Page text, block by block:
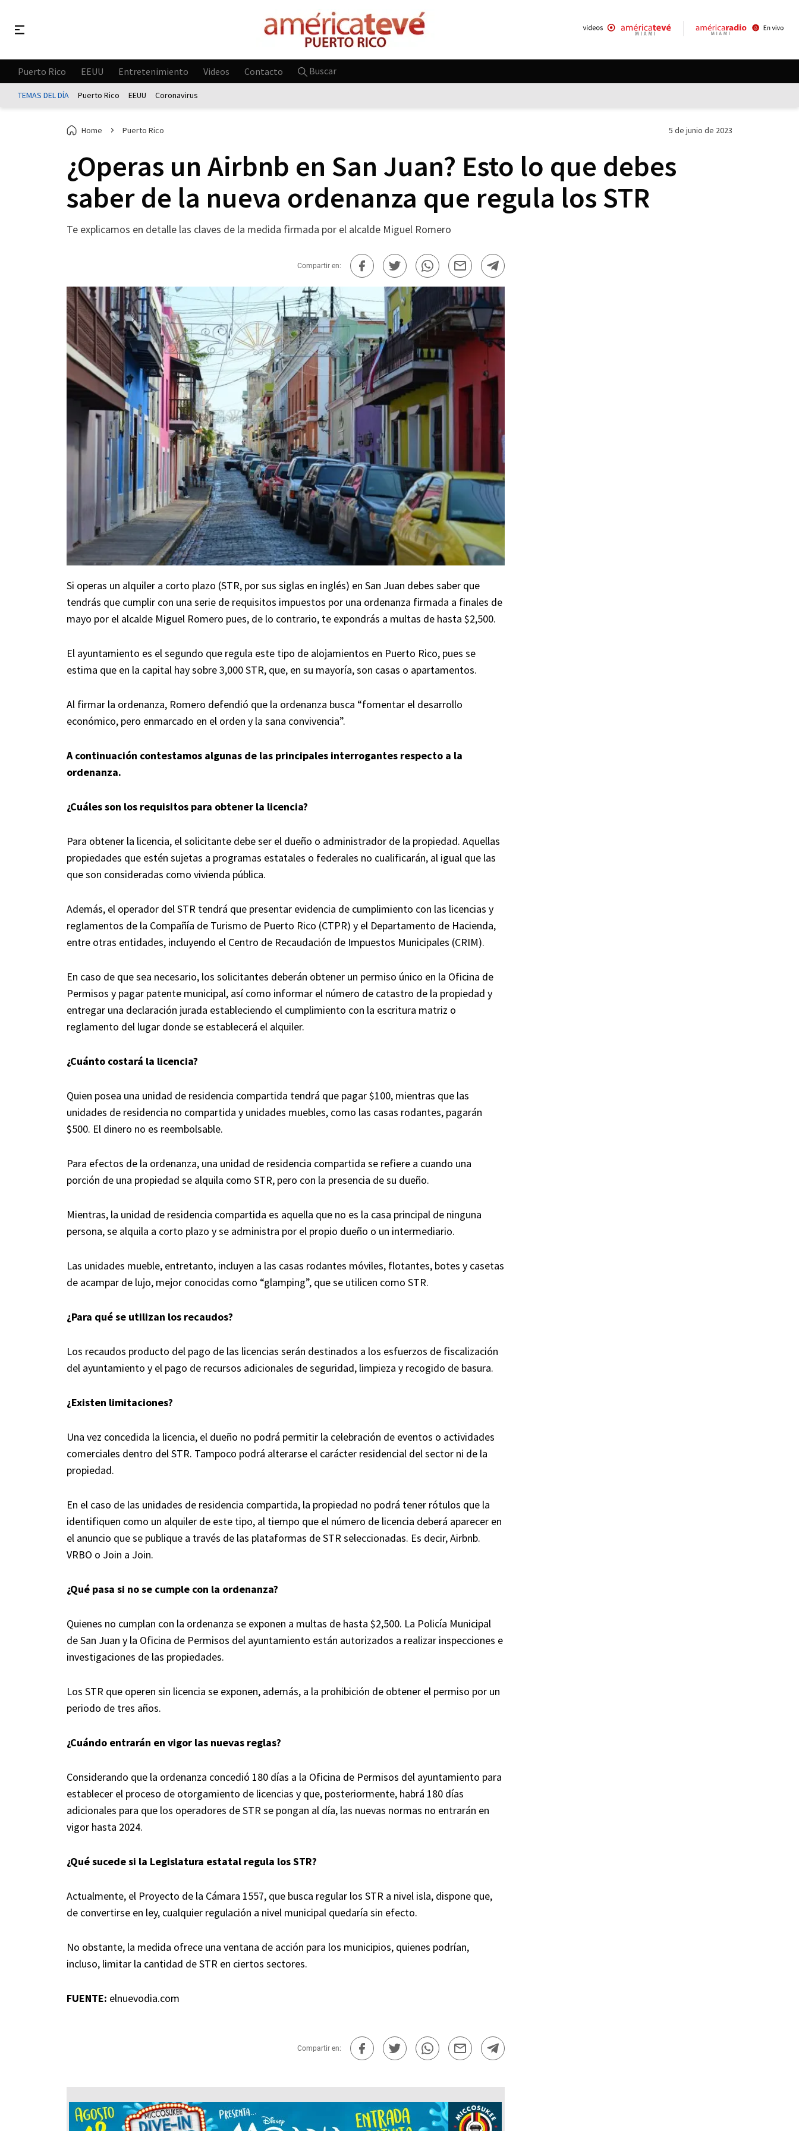
Puerto Rico EEUU Entretenimiento Videos Contacto Buscar
TEMAS DEL DÍA Puerto Rico EEUU Coronavirus
Home Puerto Rico 5 de junio de 2023
¿Operas un Airbnb en San Juan? Esto lo que debes
saber de la nueva ordenanza que regula los STR
Te explicamos en detalle las claves de la medida firmada por el alcalde Miguel Romero
Compartir en:
Si operas un alquiler a corto plazo (STR, por sus siglas en inglés) en San Juan debes saber que
tendrás que cumplir con una serie de requisitos impuestos por una ordenanza firmada a finales de
mayo por el alcalde Miguel Romero pues, de lo contrario, te expondrás a multas de hasta $2,500.
El ayuntamiento es el segundo que regula este tipo de alojamientos en Puerto Rico, pues se
estima que en la capital hay sobre 3,000 STR, que, en su mayoría, son casas o apartamentos.
Al firmar la ordenanza, Romero defendió que la ordenanza busca “fomentar el desarrollo
económico, pero enmarcado en el orden y la sana convivencia”.
A continuación contestamos algunas de las principales interrogantes respecto a la
ordenanza.
¿Cuáles son los requisitos para obtener la licencia?
Para obtener la licencia, el solicitante debe ser el dueño o administrador de la propiedad. Aquellas
propiedades que estén sujetas a programas estatales o federales no cualificarán, al igual que las
que son consideradas como vivienda pública.
Además, el operador del STR tendrá que presentar evidencia de cumplimiento con las licencias y
reglamentos de la Compañía de Turismo de Puerto Rico (CTPR) y el Departamento de Hacienda,
entre otras entidades, incluyendo el Centro de Recaudación de Impuestos Municipales (CRIM).
En caso de que sea necesario, los solicitantes deberán obtener un permiso único en la Oficina de
Permisos y pagar patente municipal, así como informar el número de catastro de la propiedad y
entregar una declaración jurada estableciendo el cumplimiento con la escritura matriz o
reglamento del lugar donde se establecerá el alquiler.
¿Cuánto costará la licencia?
Quien posea una unidad de residencia compartida tendrá que pagar $100, mientras que las
unidades de residencia no compartida y unidades muebles, como las casas rodantes, pagarán
$500. El dinero no es reembolsable.
Para efectos de la ordenanza, una unidad de residencia compartida se refiere a cuando una
porción de una propiedad se alquila como STR, pero con la presencia de su dueño.
Mientras, la unidad de residencia compartida es aquella que no es la casa principal de ninguna
persona, se alquila a corto plazo y se administra por el propio dueño o un intermediario.
Las unidades mueble, entretanto, incluyen a las casas rodantes móviles, flotantes, botes y casetas
de acampar de lujo, mejor conocidas como “glamping”, que se utilicen como STR.
¿Para qué se utilizan los recaudos?
Los recaudos producto del pago de las licencias serán destinados a los esfuerzos de fiscalización
del ayuntamiento y el pago de recursos adicionales de seguridad, limpieza y recogido de basura.
¿Existen limitaciones?
Una vez concedida la licencia, el dueño no podrá permitir la celebración de eventos o actividades
comerciales dentro del STR. Tampoco podrá alterarse el carácter residencial del sector ni de la
propiedad.
En el caso de las unidades de residencia compartida, la propiedad no podrá tener rótulos que la
identifiquen como un alquiler de este tipo, al tiempo que el número de licencia deberá aparecer en
el anuncio que se publique a través de las plataformas de STR seleccionadas. Es decir, Airbnb.
VRBO o Join a Join.
¿Qué pasa si no se cumple con la ordenanza?
Quienes no cumplan con la ordenanza se exponen a multas de hasta $2,500. La Policía Municipal
de San Juan y la Oficina de Permisos del ayuntamiento están autorizados a realizar inspecciones e
investigaciones de las propiedades.
Los STR que operen sin licencia se exponen, además, a la prohibición de obtener el permiso por un
periodo de tres años.
¿Cuándo entrarán en vigor las nuevas reglas?
Considerando que la ordenanza concedió 180 días a la Oficina de Permisos del ayuntamiento para
establecer el proceso de otorgamiento de licencias y que, posteriormente, habrá 180 días
adicionales para que los operadores de STR se pongan al día, las nuevas normas no entrarán en
vigor hasta 2024.
¿Qué sucede si la Legislatura estatal regula los STR?
Actualmente, el Proyecto de la Cámara 1557, que busca regular los STR a nivel isla, dispone que,
de convertirse en ley, cualquier regulación a nivel municipal quedaría sin efecto.
No obstante, la medida ofrece una ventana de acción para los municipios, quienes podrían,
incluso, limitar la cantidad de STR en ciertos sectores.
FUENTE: elnuevodia.com
Compartir en: